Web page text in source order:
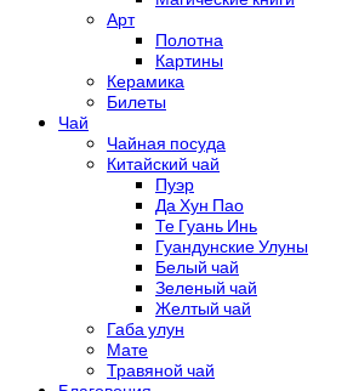
Арт
Полотна
Картины
Керамика
Билеты
Чай
Чайная посуда
Китайский чай
Пуэр
Да Хун Пао
Те Гуань Инь
Гуандунские Улуны
Белый чай
Зеленый чай
Желтый чай
Габа улун
Мате
Травяной чай